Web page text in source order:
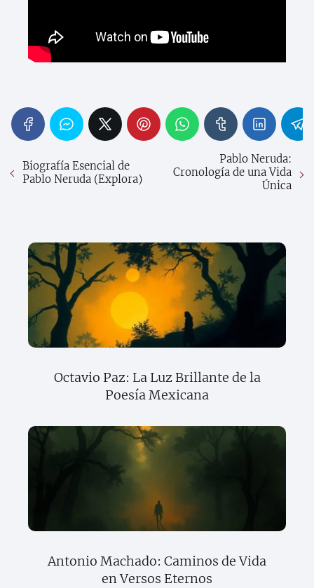
Biografía Esencial de
Pablo Neruda (Explora)
Pablo Neruda:
Cronología de una Vida
Única
Octavio Paz: La Luz Brillante de la
Poesía Mexicana
Antonio Machado: Caminos de Vida
en Versos Eternos